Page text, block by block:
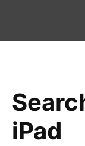
iPad